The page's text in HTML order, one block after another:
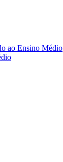
ao Ensino Médio